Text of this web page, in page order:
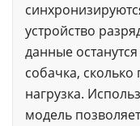
устройство
данные
собачка,
нагрузка.
модель